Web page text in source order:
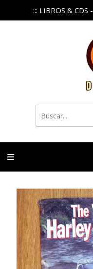
::: LIBROS & CDS